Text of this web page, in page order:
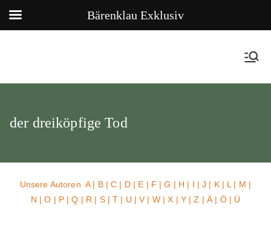
der dreiköpfige Tod
Unsere AutorenA| B|C | D| E | F |G | H | I |J | K| L | M |
N |O | P|Q | R | S|T | U | V | W| X | Y | Z | Ä | Ö | Ü
Bärenklau Exklusiv